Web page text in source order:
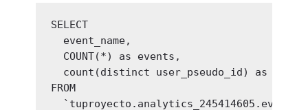
SELECT
  event_name,
  COUNT(*) as events,
  count(distinct user_pseudo_id) as users
FROM